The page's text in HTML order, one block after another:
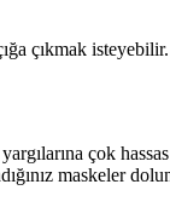
çıkmak
çok
maskeler